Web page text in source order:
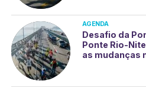
AGENDA
Desafio da
Ponte Rio-
as mudanças